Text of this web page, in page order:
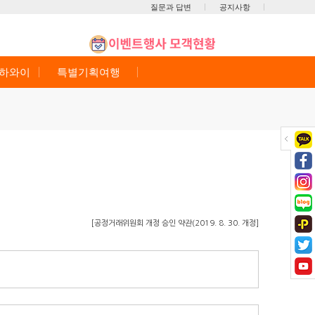
공지사항
질문과 답변
와이 특별기획여행
[공정거래위원회 개정 승인 약관(2019. 8. 30. 개정]